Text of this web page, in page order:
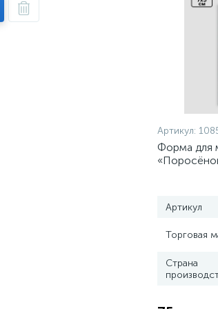
Артикул:
Форма для
Артикул
Торговая
Страна